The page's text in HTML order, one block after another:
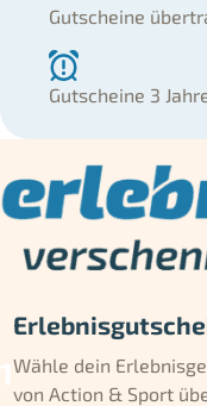
Gutscheine
Gutscheine 3
Wähle dein
von Action & Sport